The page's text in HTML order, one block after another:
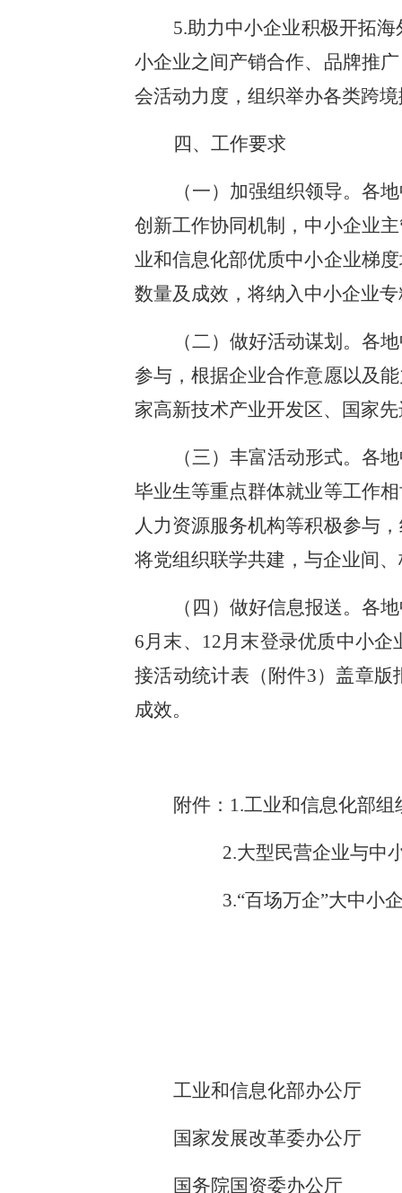
5.助力中小企业积极开拓
小企业之间产销合作、品牌推
会活动力度，组织举办各类跨
四、工作要求
（一）加强组织领导。各
创新工作协同机制，中小企业
业和信息化部优质中小企业梯
数量及成效，将纳入中小企业
（二）做好活动谋划。各
参与，根据企业合作意愿以及
家高新技术产业开发区、国家
（三）丰富活动形式。各
毕业生等重点群体就业等工作
人力资源服务机构等积极参与
将党组织联学共建，与企业间
（四）做好信息报送。各
6月末、12月末登录优质中小
接活动统计表（附件3）盖章版
成效。
附件：1.工业和信息化部
2.大型民营企业与中小
3.“百场万企”大中小企
工业和信息化部办公厅
国家发展改革委办公厅
国务院国资委办公厅